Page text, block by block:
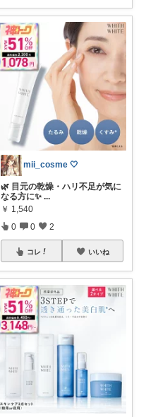
mii_cosme 🤍
🌿 目元の乾燥・ハリ不足が気に
なる方に✨ ...
￥ 1,540
0 0 2
コレ いいね